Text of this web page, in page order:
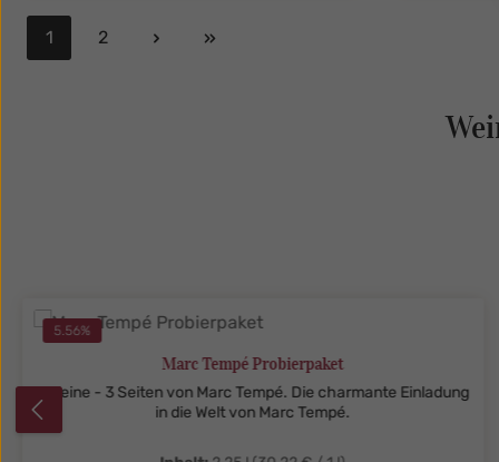
Seite
1
Seite
2
Produktgalerie überspringen
5.56%
Marc Tempé Probierpaket
3 Weine - 3 Seiten von Marc Tempé. Die charmante Einladung
in die Welt von Marc Tempé.